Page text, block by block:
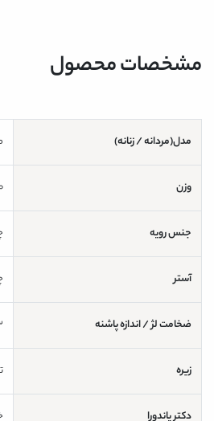
مشخصات محصول
مدل(مردانه / زنانه)
وزن
جنس رویه
آستر
ضخامت لژ / اندازه پاشنه
زیره
دکتر پاندورا